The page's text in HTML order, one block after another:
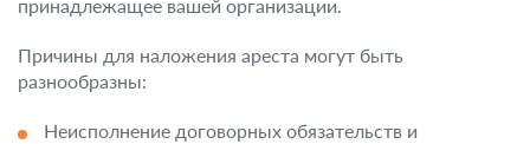
принадлежащее вашей организации.
Причины для наложения ареста могут быть
разнообразны:
Неисполнение договорных обязательств и